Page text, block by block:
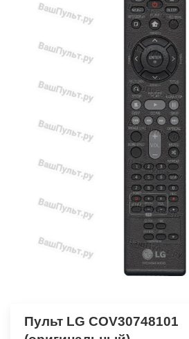
Пульт LG COV30748101